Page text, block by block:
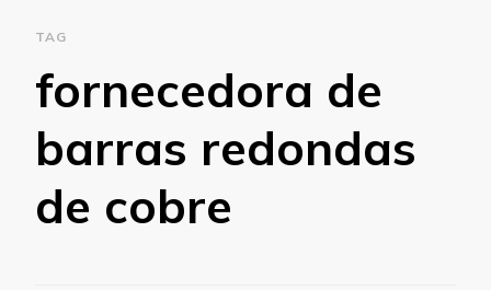
TAG
fornecedora de
barras redondas
de cobre